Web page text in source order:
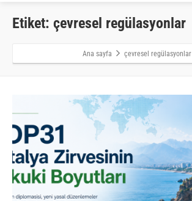
Etiket: çevresel regülasyonlar
Ana sayfa çevresel regülasyonlar